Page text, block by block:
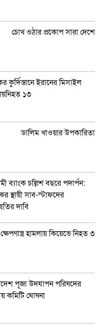
চোখ ওঠার প্রকোপ সারা দেশে
কুর্দিস্তানে ইরানের মিসাইল
১৩
ডালিম খাওয়ার উপকারিতা
ব্যাংক চল্লিশ বছরে পদার্পন:
স্থায়ী সাব-স্টাফদের
দাবি
হামলায় কিয়েভে নিহত ৩
পূজা উদযাপন পরিষদের
কমিটি ঘোষনা